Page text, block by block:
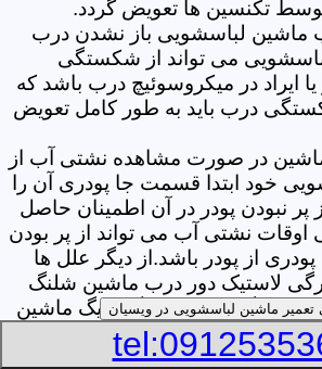
توسط تکنسین ها تعویض گردد.
ماشین لباسشویی باز نشدن درب
می تواند از شکستگی
ایراد در میکروسوئیچ درب باشد که
درب باید به طور کامل تعویض
در صورت مشاهده نشتی آب از
خود ابتدا قسمت جا پودری آن را
پر نبودن پودر در آن اطمینان حاصل
اوقات نشتی آب می تواند از پر بودن
از پودر باشد.از دیگر علل ها
لاستیک دور درب ماشین شلنگ
زیر دیگ و یا شکستگی دیگ ماشین
اشاره کرد.
ها یکی از بیشترین علل های
تعمیر ماشین لباسشویی در ویسیان